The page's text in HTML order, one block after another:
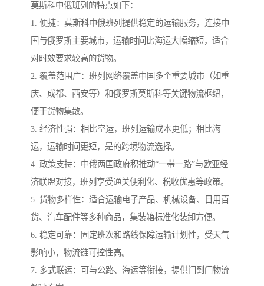
莫斯科中俄班列的特点如下：
1. 便捷：莫斯科中俄班列提供稳定的运输服务，连接中
国与俄罗斯主要城市，运输时间比海运大幅缩短，适合
对时效要求较高的货物。
2. 覆盖范围广：班列网络覆盖中国多个重要城市（如重
庆、成都、西安等）和俄罗斯莫斯科等关键物流枢纽，
便于货物集散。
3. 经济性强：相比空运，班列运输成本更低；相比海
运，运输时间更短，是的跨境物流选择。
4. 政策支持：中俄两国政府积推动“一带一路”与欧亚经
济联盟对接，班列享受通关便利化、税收优惠等政策。
5. 货物多样性：适合运输电子产品、机械设备、日用百
货、汽车配件等多种商品，集装箱标准化装卸方便。
6. 稳定可靠：固定班次和路线保障运输计划性，受天气
影响小，物流链可控性高。
7. 多式联运：可与公路、海运等衔接，提供门到门物流